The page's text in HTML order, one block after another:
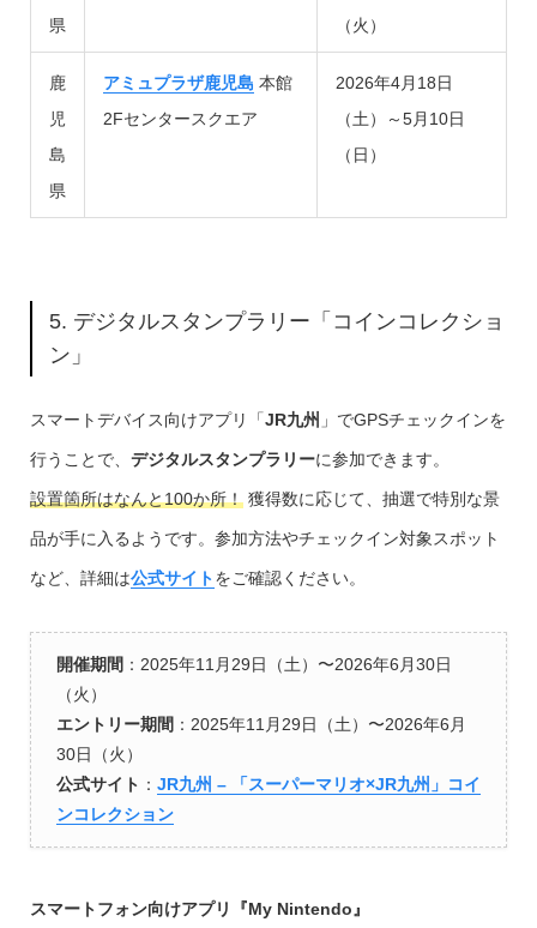
県
（火）
鹿
児
島
県
アミュプラザ鹿児島 本館
2Fセンタースクエア
2026年4月18日
（土）～5月10日
（日）
5. デジタルスタンプラリー「コインコレクショ
ン」
スマートデバイス向けアプリ「JR九州 」でGPSチェックインを
行うことで、 デジタルスタンプラリーに参加できます。
設置箇所はなんと100か所！獲得数に応じて、抽選で特別な景
品が手に入るようです。参加方法やチェックイン対象スポット
など、詳細は公式サイトをご確認ください。
開催期間 ：2025年11月29日（土）〜2026年6月30日
（火）
エントリー期間 ：2025年11月29日（土）〜2026年6月
30日（火）
公式サイト ： JR九州 – 「スーパーマリオ×JR九州」コイ
ンコレクション
スマートフォン向けアプリ『My Nintendo』